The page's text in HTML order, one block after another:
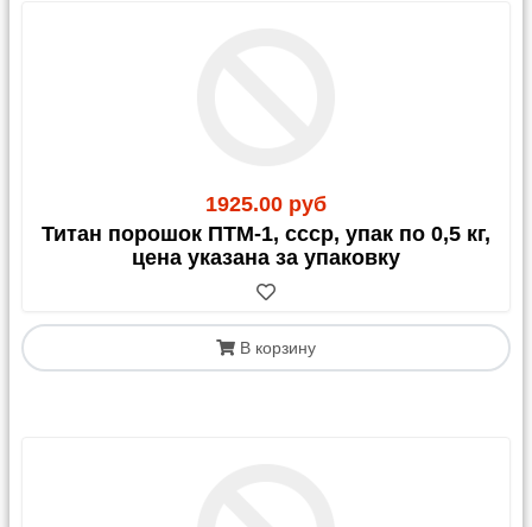
1925.00 руб
Титан порошок ПТМ-1, ссср, упак по 0,5 кг,
цена указана за упаковку
В корзину